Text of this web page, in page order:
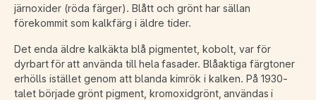
järnoxider (röda färger). Blått och grönt har sällan
förekommit som kalkfärg i äldre tider.
Det enda äldre kalkäkta blå pigmentet, kobolt, var för
dyrbart för att använda till hela fasader. Blåaktiga färgtoner
erhölls istället genom att blanda kimrök i kalken. På 1930-
talet började grönt pigment, kromoxidgrönt, användas i